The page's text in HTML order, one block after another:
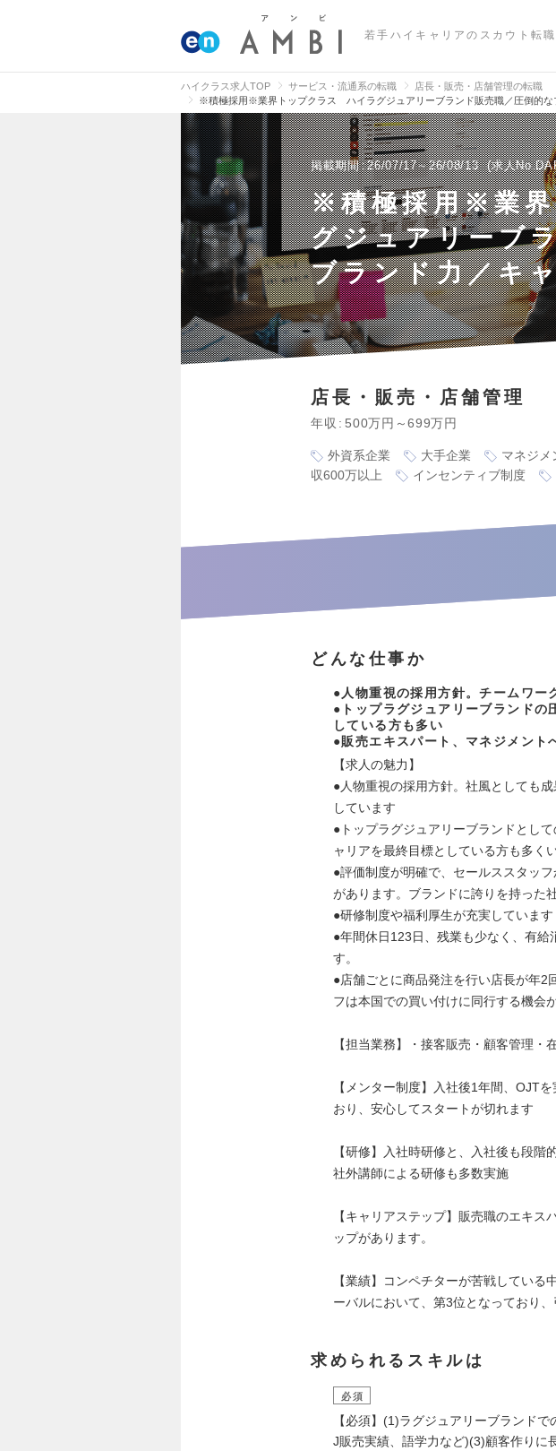
若手ハイキャリアのスカウト転職
ハイクラス求人TOP サービス・流通系の転職
店長・販売・店舗管理の転職
※積極採用※業界トップクラス ハイラグジュアリーブランド販売職／圧倒的な
掲載期間 26/07/17～26/08/13 求人
※積極採用※業
グジュアリーブ
ブランド力／キ
店長・販売・店舗管理
年収 500万円～699万円
外資系企業 大手企業 マネジメ
収600万以上
インセンティブ制度
どんな仕事か
●人物重視の採用方針。チームワー
●トップラグジュアリーブランドの
している方も多い
●販売エキスパート、マネジメント
【求人の魅力】
●人物重視の採用方針。社風としても
しています
●トップラグジュアリーブランドとし
ャリアを最終目標としている方も多く
●評価制度が明確で、セールススタッ
があります。ブランドに誇りを持った
●研修制度や福利厚生が充実しています
●年間休日123日、残業も少なく、有
す。
●店舗ごとに商品発注を行い店長が年2
フは本国での買い付けに同行する機会
【担当業務】・接客販売・顧客管理・
【メンター制度】入社後1年間、OJT
おり、安心してスタートが切れます
【研修】入社時研修と、入社後も段階
社外講師による研修も多数実施
【キャリアステップ】販売職のエキ
ップがあります。
【業績】コンペチターが苦戦してい
ーバルにおいて、第3位となっており
求められるスキルは
必須
【必須】(1)ラグジュアリーブランド
J販売実績、語学力など)(3)顧客作りに